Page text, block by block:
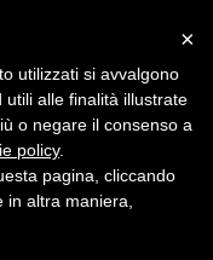
×
utilizzati si avvalgono
alle finalità illustrate
o negare il consenso a
policy.
pagina, cliccando
altra maniera,